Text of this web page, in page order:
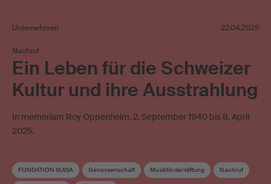
Unternehmen 22.04.2025
Nachruf
Ein Leben für die Schweizer
Kultur und ihre Ausstrahlung
In memoriam Roy Oppenheim, 2. September 1940 bis 8. April
2025.
FONDATION SUISA Genossenschaft Musikförderstiftung Nachruf